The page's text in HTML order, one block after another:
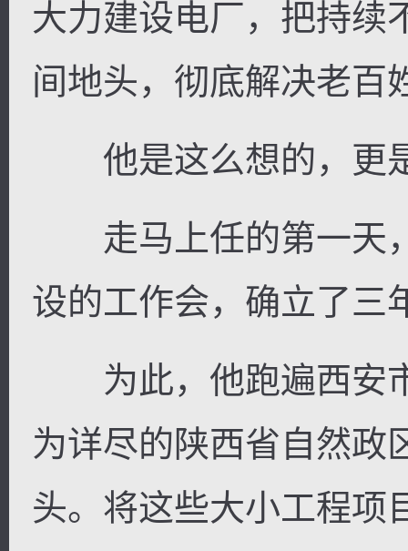
大力建设电厂，把持续
间地头，彻底解决老百
他是这么想的，更
走马上任的第一天
设的工作会，确立了三
为此，他跑遍西安
为详尽的陕西省自然政
头。将这些大小工程项